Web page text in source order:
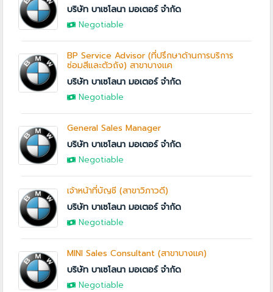
บริษัท บาเซโลนา มอเตอร์ จำกัด
Negotiable
BP Service Advisor (ที่ปรึกษาด้านการบริการ
ซ่อมสีและตัวถัง) สาขาบางแค
บริษัท บาเซโลนา มอเตอร์ จำกัด
Negotiable
General Sales Manager
บริษัท บาเซโลนา มอเตอร์ จำกัด
Negotiable
เจ้าหน้าที่บัญชี (สาขาวิภาวดี)
บริษัท บาเซโลนา มอเตอร์ จำกัด
Negotiable
MINI Sales Consultant (สาขาบางแค)
บริษัท บาเซโลนา มอเตอร์ จำกัด
Negotiable